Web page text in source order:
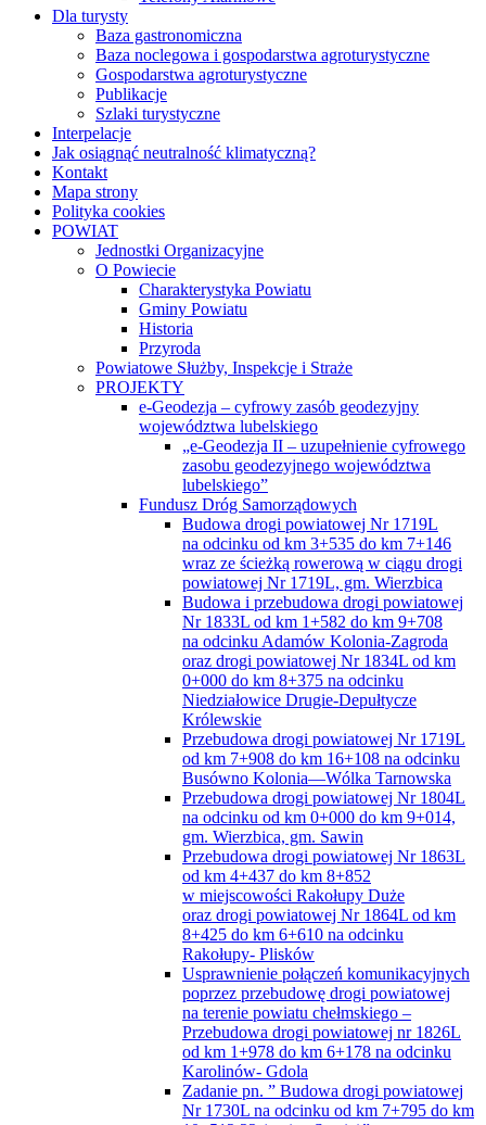
Dla turysty
Baza gastronomiczna
Baza noclegowa i gospodarstwa agroturystyczne
Gospodarstwa agroturystyczne
Publikacje
Szlaki turystyczne
Interpelacje
Jak osiągnąć neutralność klimatyczną?
Kontakt
Mapa strony
Polityka cookies
POWIAT
Jednostki Organizacyjne
O Powiecie
Charakterystyka Powiatu
Gminy Powiatu
Historia
Przyroda
Powiatowe Służby, Inspekcje i Straże
PROJEKTY
e-Geodezja – cyfrowy zasób geodezyjny
województwa lubelskiego
„e-Geodezja II – uzupełnienie cyfrowego
zasobu geodezyjnego województwa
lubelskiego”
Fundusz Dróg Samorządowych
Budowa drogi powiatowej Nr 1719L
na odcinku od km 3+535 do km 7+146
wraz ze ścieżką rowerową w ciągu drogi
powiatowej Nr 1719L, gm. Wierzbica
Budowa i przebudowa drogi powiatowej
Nr 1833L od km 1+582 do km 9+708
na odcinku Adamów Kolonia-Zagroda
oraz drogi powiatowej Nr 1834L od km
0+000 do km 8+375 na odcinku
Niedziałowice Drugie-Depułtycze
Królewskie
Przebudowa drogi powiatowej Nr 1719L
od km 7+908 do km 16+108 na odcinku
Busówno Kolonia—Wólka Tarnowska
Przebudowa drogi powiatowej Nr 1804L
na odcinku od km 0+000 do km 9+014,
gm. Wierzbica, gm. Sawin
Przebudowa drogi powiatowej Nr 1863L
od km 4+437 do km 8+852
w miejscowości Rakołupy Duże
oraz drogi powiatowej Nr 1864L od km
8+425 do km 6+610 na odcinku
Rakołupy- Plisków
Usprawnienie połączeń komunikacyjnych
poprzez przebudowę drogi powiatowej
na terenie powiatu chełmskiego –
Przebudowa drogi powiatowej nr 1826L
od km 1+978 do km 6+178 na odcinku
Karolinów- Gdola
Zadanie pn. ” Budowa drogi powiatowej
Nr 1730L na odcinku od km 7+795 do km